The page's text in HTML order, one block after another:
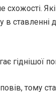
схожості.
в ставленні
гіднішої
тому